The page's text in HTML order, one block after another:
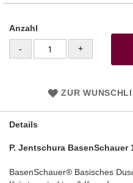
Anzahl
- +
ZUR
Details
P. Jentschura BasenSchauer
BasenSchauer® Basisches